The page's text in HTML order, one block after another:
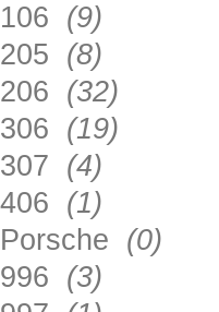
106 (9)
205 (8)
206 (32)
306 (19)
307 (4)
406 (1)
Porsche (0)
996 (3)